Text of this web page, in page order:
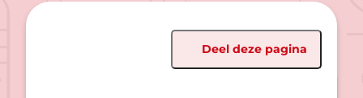
Deel deze pagina